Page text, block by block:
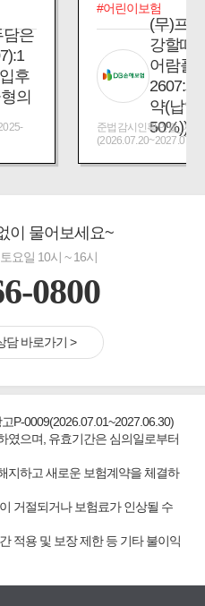
담은
후
의
#어린이보험
(무)프
강할때
어람플
2607:
약(납입
50%))
준법감시인확인필_제
이 물어보세요~
요일 10시 ~ 16시
0800
담 바로가기 >
P-0009(2026.07.01~2027.06.30)
으며, 유효기간은 심의일로부터
지하고 새로운 보험계약을 체결하
거절되거나 보험료가 인상될 수
적용 및 보장 제한 등 기타 불이익